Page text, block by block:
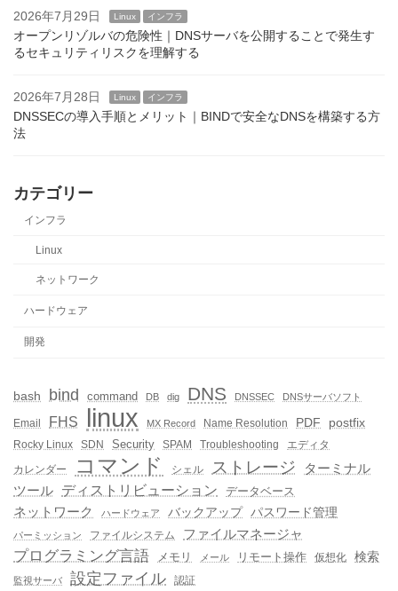
2026年7月29日 Linux インフラ
オープンリゾルバの危険性｜DNSサーバを公開することで発生す
るセキュリティリスクを理解する
2026年7月28日 Linux インフラ
DNSSECの導入手順とメリット｜BINDで安全なDNSを構築する方
法
カテゴリー
インフラ
Linux
ネットワーク
ハードウェア
開発
bash bind command DB dig DNS DNSSEC DNSサーバソフト
Email FHS linux MX Record Name Resolution PDF postfix
Rocky Linux SDN Security SPAM Troubleshooting
エディタ
カレンダー
コマンド シェル ストレージ
ターミナル
ツール ディストリビューション データベース
ネットワーク ハードウェア バックアップ パスワード管理
パーミッション ファイルシステム ファイルマネージャ
プログラミング言語 メモリ メール リモート操作 仮想化 検索
監視サーバ 設定ファイル 認証